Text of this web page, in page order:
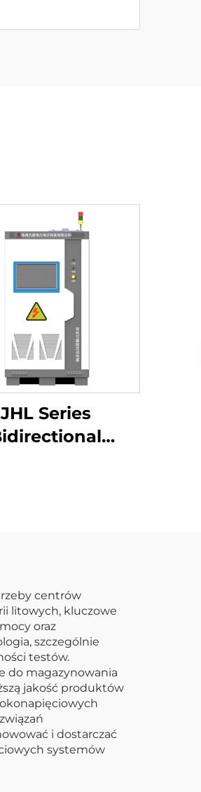
JHL Series
centrów
litowych, kluczowe
oraz
szczególnie
testów.
do magazynowania
jakość produktów
i dostarczać
systemów